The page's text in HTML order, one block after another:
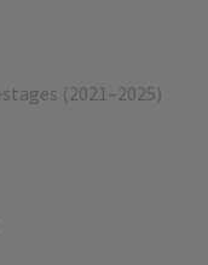
(2021–2025)